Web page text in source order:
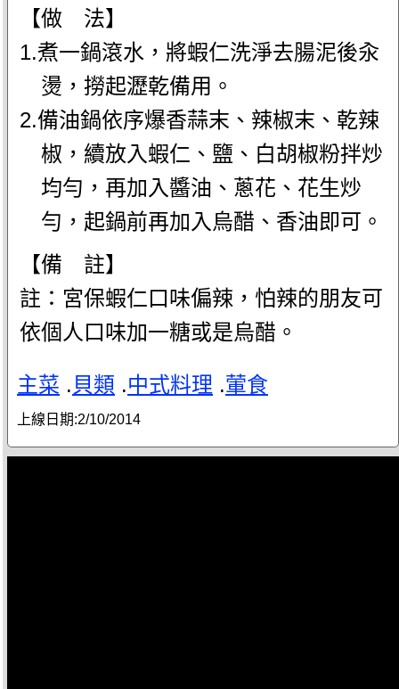
【做 法】
1.煮一鍋滾水，將蝦仁洗淨去腸泥後汆
燙，撈起瀝乾備用。
2.備油鍋依序爆香蒜末、辣椒末、乾辣
椒，續放入蝦仁、鹽、白胡椒粉拌炒
均勻，再加入醬油、蔥花、花生炒
勻，起鍋前再加入烏醋、香油即可。
【備 註】
註：宮保蝦仁口味偏辣，怕辣的朋友可
依個人口味加一糖或是烏醋。
主菜 . 貝類 .中式料理 .葷食
上線日期:2/10/2014